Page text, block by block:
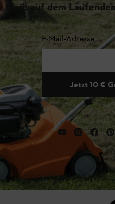
Bleib auf dem
E-Mail-Adresse
Jetzt 10 €